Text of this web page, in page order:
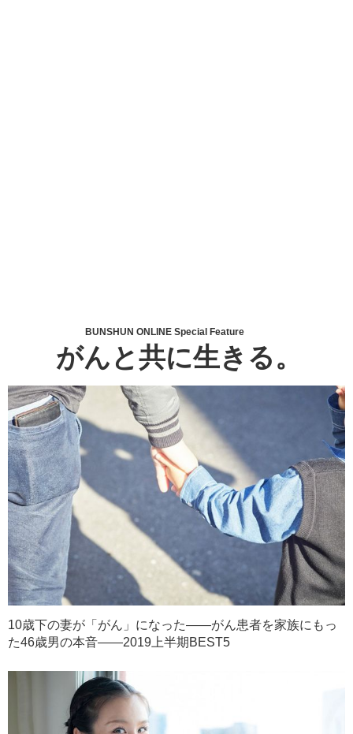
BUNSHUN ONLINE Special Feature
がんと共に生きる。
10歳下の妻が「がん」になった――がん患者を家族にもっ
た46歳男の本音――2019上半期BEST5